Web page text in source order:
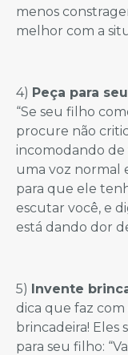
menos
melhor com a
4) Peça para
“Se seu filho
procure não
incomodando de
uma voz normal
para que ele
escutar você, e
está dando dor
5) Invente
dica que faz
brincadeira! Eles
para seu filho: